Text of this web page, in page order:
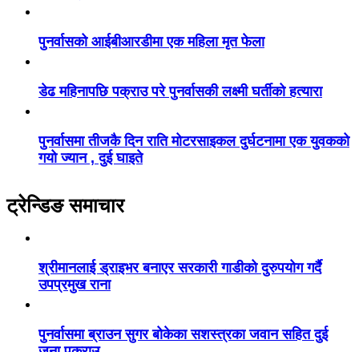
पुनर्वासको आईबीआरडीमा एक महिला मृत फेला
डेढ महिनापछि पक्राउ परे पुनर्वासकी लक्ष्मी घर्तीको हत्यारा
पुनर्वासमा तीजकै दिन राति मोटरसाइकल दुर्घटनामा एक युवकको
गयो ज्यान , दुई घाइते
ट्रेन्डिङ समाचार
श्रीमानलाई ड्राइभर बनाएर सरकारी गाडीको दुरुपयोग गर्दै
उपप्रमुख राना
पुनर्वासमा ब्राउन सुगर बोकेका सशस्त्रका जवान सहित दुई